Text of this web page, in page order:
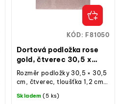
Dortová podložka rose
gold, čtverec 30,5 x
30,5 cm, výška 12 mm
Skladem (5 ks)
Rozměr podložky 30,5 × 30,5
cm, čtverec, tloušťka 1,2 cm,
použitelná, 1 ks.
KÓD:F81050